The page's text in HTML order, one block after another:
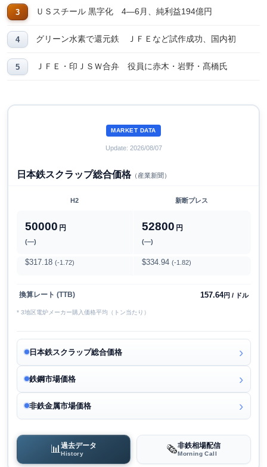
ＵＳスチール 黒字化 4―6月、純利益194億円
グリーン水素で還元鉄 ＪＦＥなど試作成功、国内初
ＪＦＥ・印ＪＳＷ合弁 役員に赤木・岩野・髙橋氏
MARKET DATA
Update: 2026/08/07
日本鉄スクラップ総合価格（産業新聞）
H2 新断プレス
50000 円
(―)
52800 円
(―)
$317.18 (-1.72) $334.94 (-1.82)
換算レート (TTB) 157.64円 / ドル
* 3地区電炉メーカー購入価格平均（トン当たり）
日本鉄スクラップ総合価格
鉄鋼市場価格
非鉄金属市場価格
📊過去データ
History 🗞️非鉄相場配信
Morning Call